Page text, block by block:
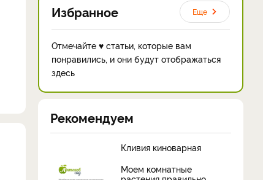
Избранное Еще
Отмечайте ♥ статьи, которые вам
понравились, и они будут отображаться
здесь
Рекомендуем
Кливия киноварная
Моем комнатные